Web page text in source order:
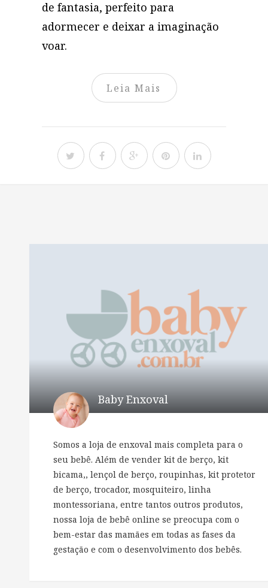
de fantasia, perfeito para
adormecer e deixar a imaginação
voar.
Leia Mais
Baby Enxoval
Somos a loja de enxoval mais completa para o
seu bebê. Além de vender kit de berço, kit
bicama,, lençol de berço, roupinhas, kit protetor
de berço, trocador, mosquiteiro, linha
montessoriana, entre tantos outros produtos,
nossa loja de bebê online se preocupa com o
bem-estar das mamães em todas as fases da
gestação e com o desenvolvimento dos bebês.